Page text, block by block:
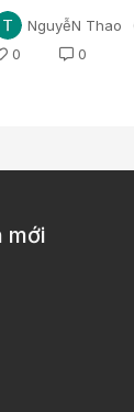
lịch Thái Lan
NguyễN Thao
0
0
mới